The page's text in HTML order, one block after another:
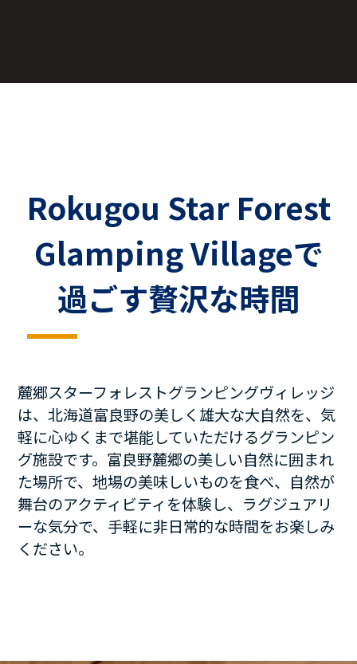
Rokugou Star Forest
Glamping Villageで
過ごす贅沢な時間
麓郷スターフォレストグランピングヴィレッジ
は、北海道富良野の美しく雄大な大自然を、気
軽に心ゆくまで堪能していただけるグランピン
グ施設です。富良野麓郷の美しい自然に囲まれ
た場所で、地場の美味しいものを食べ、自然が
舞台のアクティビティを体験し、ラグジュアリ
ーな気分で、手軽に非日常的な時間をお楽しみ
ください。